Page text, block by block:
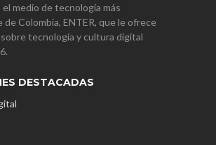
el medio de tecnología más
Colombia, ENTER, que le ofrece
tecnología y cultura digital
DESTACADAS